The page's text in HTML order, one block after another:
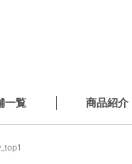
一覧 商品紹介